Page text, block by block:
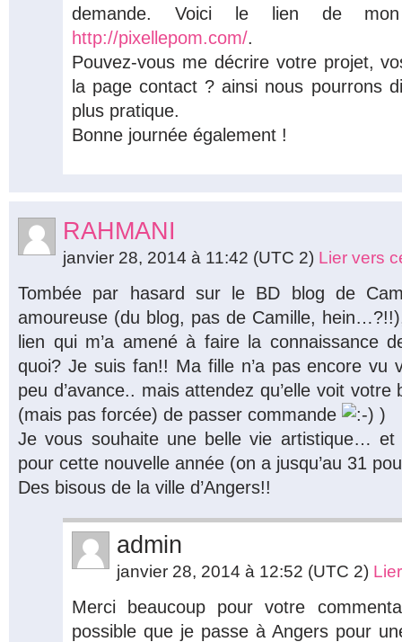
demande. Voici le lien de
http://pixellepom.com/.
Pouvez-vous me décrire votre projet,
la page contact ? ainsi nous pourrons
plus pratique.
Bonne journée également !
RAHMANI
janvier 28, 2014 à 11:42 (UTC 2) Lier vers
Tombée par hasard sur le BD blog de
amoureuse (du blog, pas de Camille,
lien qui m’a amené à faire la connaissance
quoi? Je suis fan!! Ma fille n’a pas encore vu
peu d’avance.. mais attendez qu’elle voit
(mais pas forcée) de passer commande
)
Je vous souhaite une belle vie artistique… et
pour cette nouvelle année (on a jusqu’au 31
Des bisous de la ville d’Angers!!
admin
janvier 28, 2014 à 12:52 (UTC 2)
Merci beaucoup pour votre
possible que je passe à Angers pour